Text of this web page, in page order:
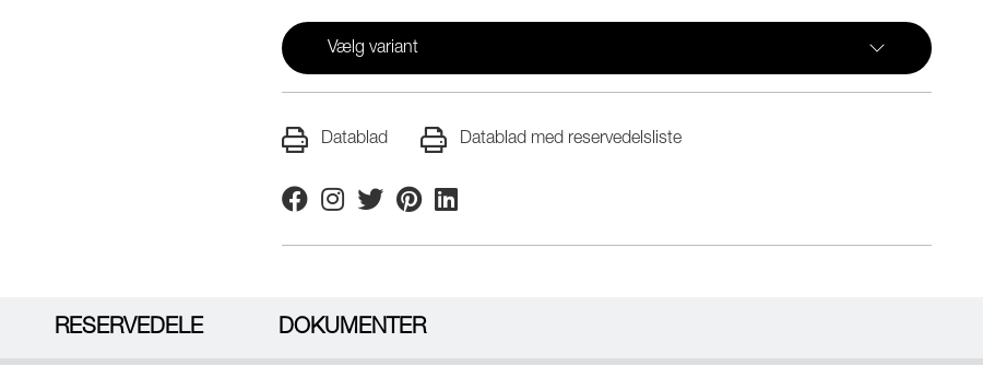
Vælg variant
Datablad Datablad med reservedelsliste
FacebookInstagram
TwitterPinterestLinkedin
RESERVEDELE DOKUMENTER